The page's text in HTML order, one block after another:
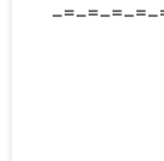
-=-=-=-